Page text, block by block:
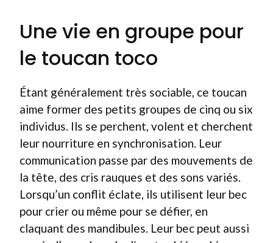
Une vie en groupe pour
le toucan toco
Étant généralement très sociable, ce toucan
aime former des petits groupes de cinq ou six
individus. Ils se perchent, volent et cherchent
leur nourriture en synchronisation. Leur
communication passe par des mouvements de
la tête, des cris rauques et des sons variés.
Lorsqu’un conflit éclate, ils utilisent leur bec
pour crier ou même pour se défier, en
claquant des mandibules. Leur bec peut aussi